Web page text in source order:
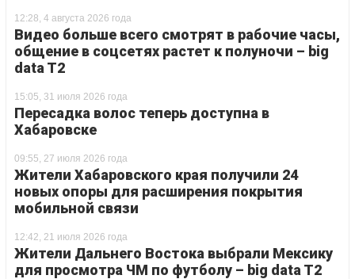
12:28, 4 августа 2026 года
Видео больше всего смотрят в рабочие часы,
общение в соцсетях растет к полуночи – big
data T2
15:05, 31 июля 2026 года
Пересадка волос теперь доступна в
Хабаровске
09:55, 27 июля 2026 года
Жители Хабаровского края получили 24
новых опоры для расширения покрытия
мобильной связи
12:42, 21 июля 2026 года
Жители Дальнего Востока выбрали Мексику
для просмотра ЧМ по футболу – big data T2